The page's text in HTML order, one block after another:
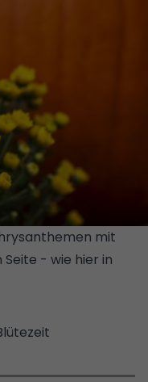
mit
- wie hier in